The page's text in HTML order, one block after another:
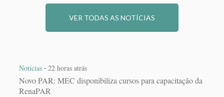
VER TODAS AS NOTÍCIAS
Notícias - 22 horas atrás
Novo PAR: MEC disponibiliza cursos para capacitação da
RenaPAR